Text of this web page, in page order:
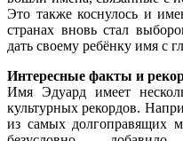
Это также коснулось и
странах вновь стал
дать своему ребёнку имя с
Интересные факты и
Имя Эдуард имеет
культурных рекордов.
из самых долгоправящих